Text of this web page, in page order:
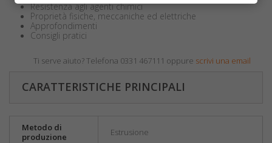
Resistenza agli agenti chimici
Proprietà fisiche, meccaniche ed elettriche
Approfondimenti
Consigli pratici
Ti serve aiuto? Telefona 0331 467111 oppure scrivi una email
CARATTERISTICHE PRINCIPALI
Metodo di
produzione
Estrusione